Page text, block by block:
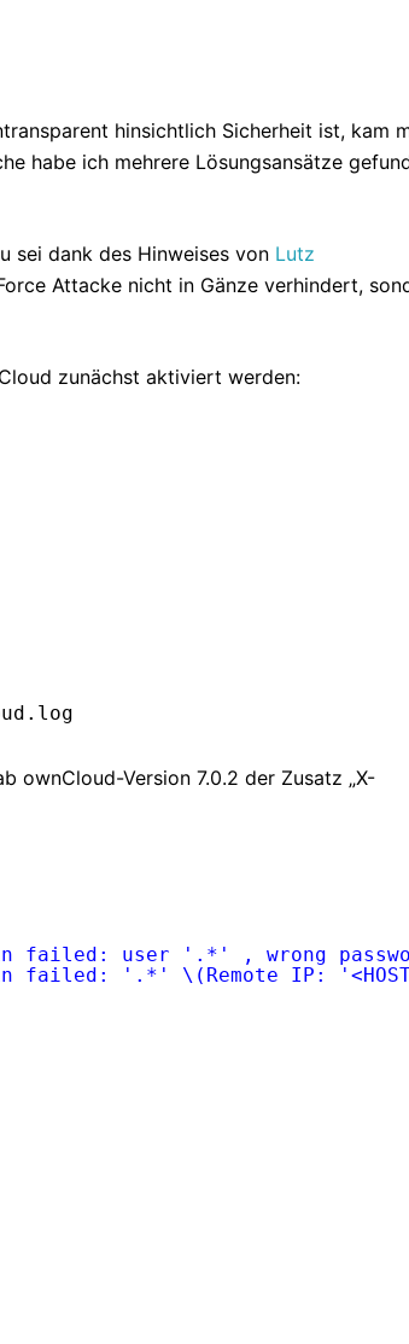
hinsichtlich Sicherheit ist, kam
habe ich mehrere Lösungsansätze
sei dank des Hinweises von Lutz
Attacke nicht in Gänze verhindert,
zunächst aktiviert werden:
.log
ownCloud-Version 7.0.2 der Zusatz „X-
failed: user '.*' , wrong
failed: '.*' \(Remote IP: